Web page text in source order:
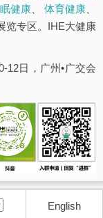
健康、 体育健康、
览专区。IHE大健康
12日，广州•广交会
English